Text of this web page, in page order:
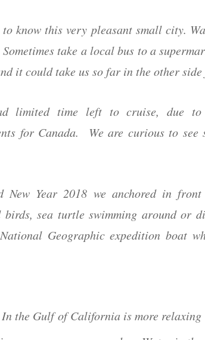
to know this very pleasant small city.
take a local bus to a
it could take us so far in the other side
limited time left to cruise, due to
for Canada. We are curious to see
New Year 2018 we anchored in
sea turtle swimming around or
Geographic expedition boat
the Gulf of California is more relaxing